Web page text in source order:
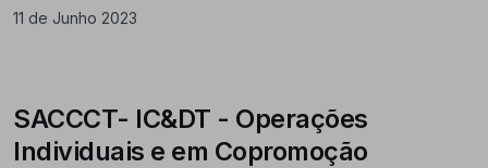
11 de Junho 2023
SACCCT- IC&DT - Operações
Individuais e em Copromoção